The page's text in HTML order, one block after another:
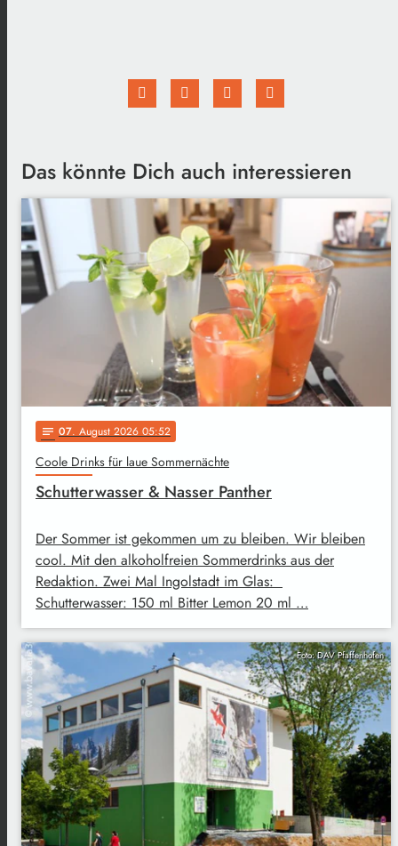
Das könnte Dich auch interessieren
notes 07. August 2026 05:52
Coole Drinks für laue Sommernächte
Schutterwasser & Nasser Panther
Der Sommer ist gekommen um zu bleiben. Wir bleiben
cool. Mit den alkoholfreien Sommerdrinks aus der
Redaktion. Zwei Mal Ingolstadt im Glas:
Schutterwasser: 150 ml Bitter Lemon 20 ml …
Foto: DAV Pfaffenhofen